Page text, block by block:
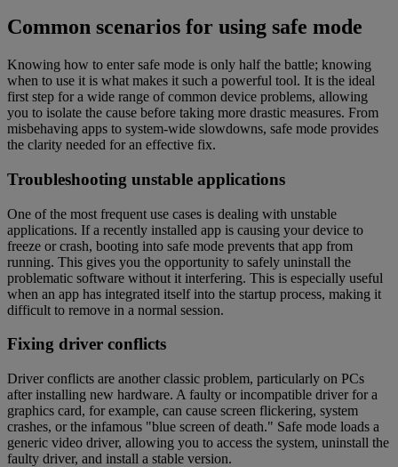
Common scenarios for using safe mode
Knowing how to enter safe mode is only half the battle; knowing
when to use it is what makes it such a powerful tool. It is the ideal
first step for a wide range of common device problems, allowing
you to isolate the cause before taking more drastic measures. From
misbehaving apps to system-wide slowdowns, safe mode provides
the clarity needed for an effective fix.
Troubleshooting unstable applications
One of the most frequent use cases is dealing with unstable
applications. If a recently installed app is causing your device to
freeze or crash, booting into safe mode prevents that app from
running. This gives you the opportunity to safely uninstall the
problematic software without it interfering. This is especially useful
when an app has integrated itself into the startup process, making it
difficult to remove in a normal session.
Fixing driver conflicts
Driver conflicts are another classic problem, particularly on PCs
after installing new hardware. A faulty or incompatible driver for a
graphics card, for example, can cause screen flickering, system
crashes, or the infamous "blue screen of death." Safe mode loads a
generic video driver, allowing you to access the system, uninstall the
faulty driver, and install a stable version.